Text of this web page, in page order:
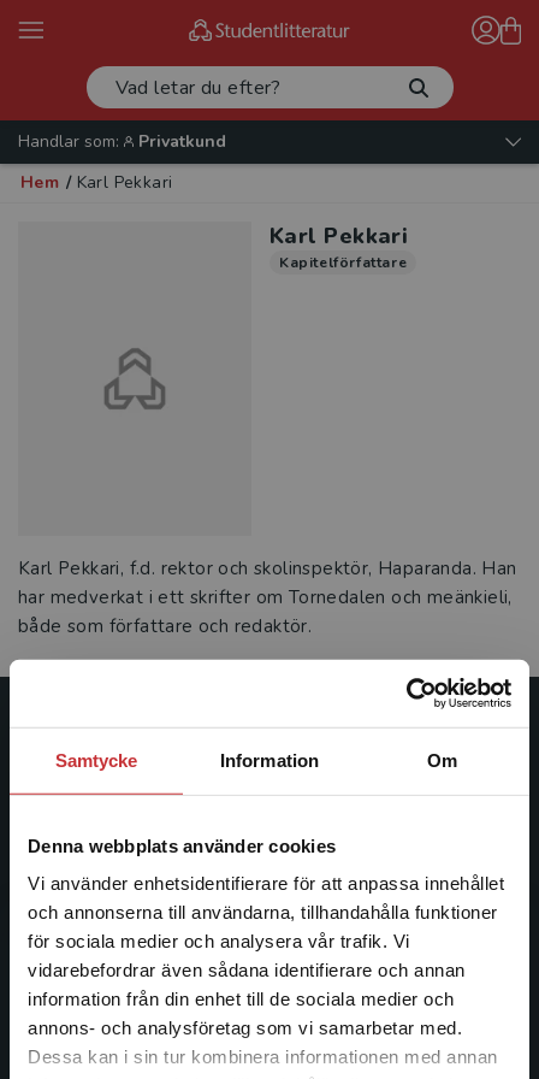
Samtycke Information Om
Denna webbplats använder cookies
Vi använder enhetsidentifierare för att anpassa innehållet
och annonserna till användarna, tillhandahålla funktioner
för sociala medier och analysera vår trafik. Vi
vidarebefordrar även sådana identifierare och annan
information från din enhet till de sociala medier och
annons- och analysföretag som vi samarbetar med.
Dessa kan i sin tur kombinera informationen med annan
Begränsad fraktregion
Handlar som:
Privatkund
Hem / Karl Pekkari
Karl Pekkari
Kapitelförfattare
Karl Pekkari, f.d. rektor och skolinspektör, Haparanda. Han
har medverkat i ett skrifter om Tornedalen och meänkieli,
både som författare och redaktör.
Studentlitteratur
Studentlitteratur grundades 1963 och är idag Sveriges
facklitteratur, utbildningar och digitala
informationstjänster i utbudet, finns Studentlitteratur med
längs hela kunskapsresan.
Kontakta oss
Kontakta oss